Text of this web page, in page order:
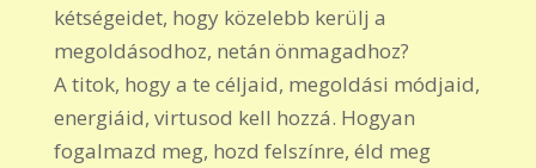
kétségeidet, hogy közelebb kerülj a
megoldásodhoz, netán önmagadhoz?
A titok, hogy a te céljaid, megoldási módjaid,
energiáid, virtusod kell hozzá. Hogyan
fogalmazd meg, hozd felszínre, éld meg